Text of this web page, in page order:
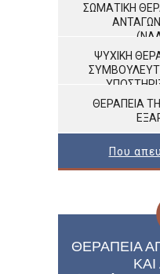
ΣΩΜΑΤΙΚΉ
ΨΥΧΙΚΉ
ΘΕΡΑΠΕΊΑ
Που
ΘΕΡΑΠΕΊΑ